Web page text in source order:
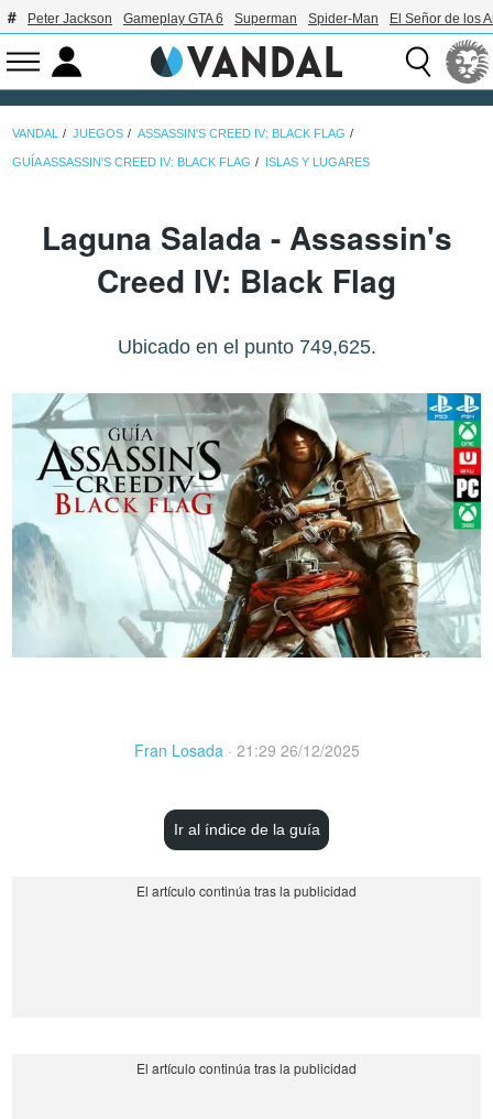
Peter Jackson Gameplay GTA 6 Superman Spider-Man El Señor de los
VANDAL JUEGOS ASSASSIN'S CREED IV: BLACK FLAG
GUÍA ASSASSIN'S CREED IV: BLACK FLAG ISLAS Y LUGARES
Laguna Salada - Assassin's
Creed IV: Black Flag
Ubicado en el punto 749,625.
Fran Losada · 21:29 26/12/2025
Ir al índice de la guía